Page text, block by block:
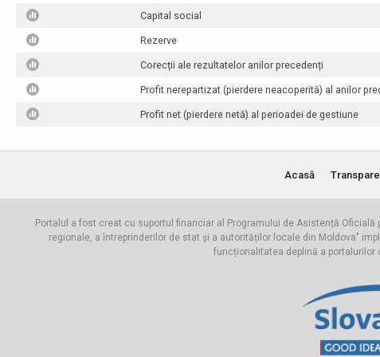
Capital social
Rezerve
Corecții ale rezultatelor anilor precedenți
Profit nerepartizat (pierdere neacoperită) al anilor
Profit net (pierdere netă) al perioadei de gestiune
Acasă
Portalul a fost creat cu suportul financiar al Programului de Asistență Oficială
regionale, a întreprinderilor de stat și a autorităților locale din Moldova"
funcționalitatea deplină a portalurilor